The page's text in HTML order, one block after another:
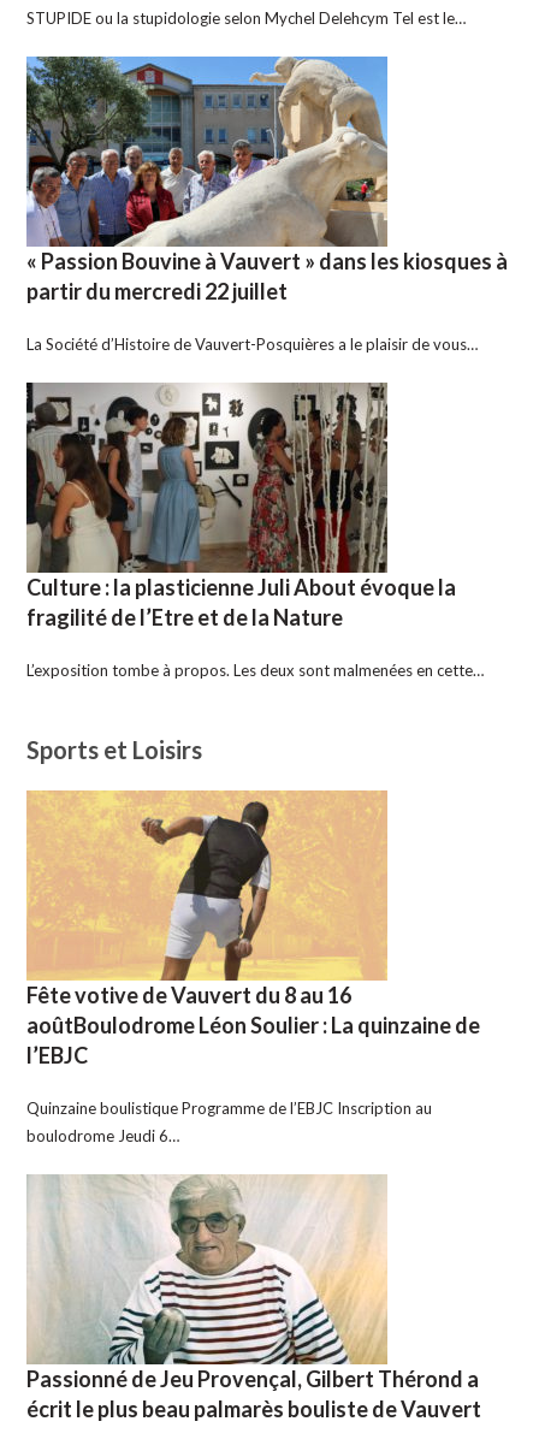
STUPIDE ou la stupidologie selon Mychel Delehcym Tel est le…
« Passion Bouvine à Vauvert » dans les kiosques à
partir du mercredi 22 juillet
La Société d’Histoire de Vauvert-Posquières a le plaisir de vous…
Culture : la plasticienne Juli About évoque la
fragilité de l’Etre et de la Nature
L’exposition tombe à propos. Les deux sont malmenées en cette…
Sports et Loisirs
Fête votive de Vauvert du 8 au 16
aoûtBoulodrome Léon Soulier : La quinzaine de
l’EBJC
Quinzaine boulistique Programme de l’EBJC Inscription au
boulodrome Jeudi 6…
Passionné de Jeu Provençal, Gilbert Thérond a
écrit le plus beau palmarès bouliste de Vauvert